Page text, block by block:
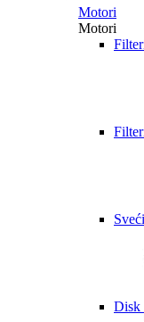
Motori
Motori
Disk